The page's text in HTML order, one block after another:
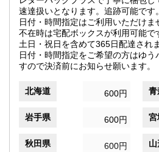
速達扱いとなります。追跡可能です。
日付・時間指定はご利用いただけま
不在時は宅配ボックスが利用可能で
土日・祝日を含めて365日配達されま
日付・時間指定をご希望の方はゆう
すので決済前にお知らせ願います。
北海道 600円 青
岩手県 600円 宮
秋田県 600円